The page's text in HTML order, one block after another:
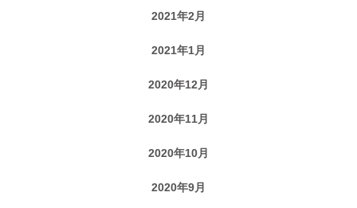
2021年2月
2021年1月
2020年12月
2020年11月
2020年10月
2020年9月